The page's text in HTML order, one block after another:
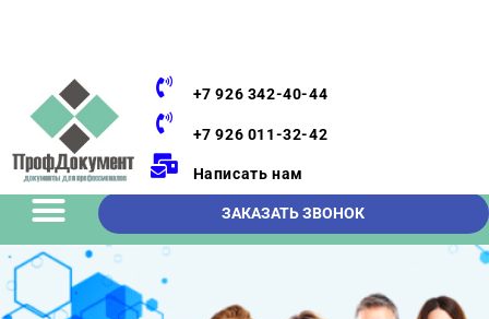
+7 926 342-40-44
+7 926 011-32-42
Написать нам
ЗАКАЗАТЬ ЗВОНОК